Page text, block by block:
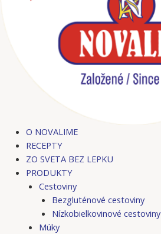
O NOVALIME
RECEPTY
ZO SVETA BEZ LEPKU
PRODUKTY
Cestoviny
Bezgluténové cestoviny
Nízkobielkovinové cestoviny
Múky